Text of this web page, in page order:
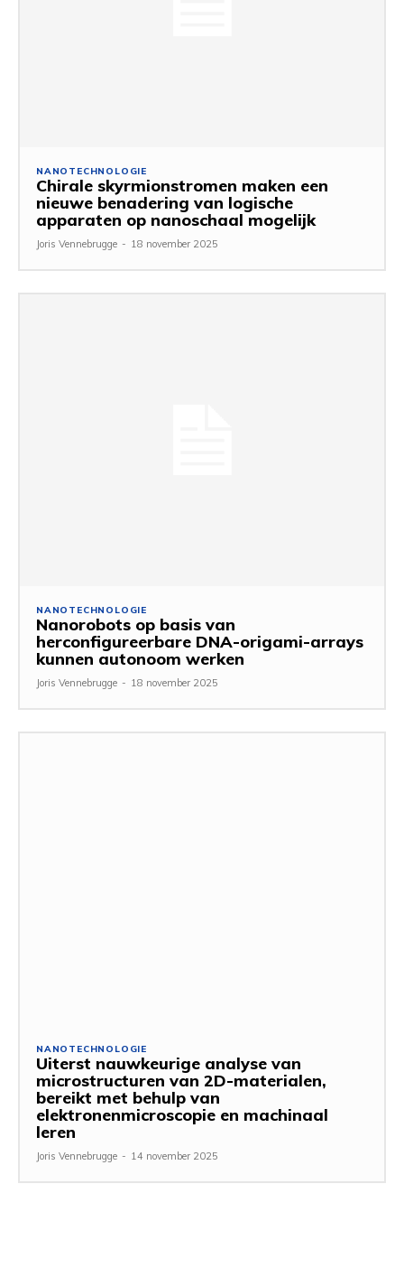
NANOTECHNOLOGIE
Chirale skyrmionstromen maken een
nieuwe benadering van logische
apparaten op nanoschaal mogelijk
Joris Vennebrugge - 18 november 2025
NANOTECHNOLOGIE
Nanorobots op basis van
herconfigureerbare DNA-origami-arrays
kunnen autonoom werken
Joris Vennebrugge - 18 november 2025
NANOTECHNOLOGIE
Uiterst nauwkeurige analyse van
microstructuren van 2D-materialen,
bereikt met behulp van
elektronenmicroscopie en machinaal
leren
Joris Vennebrugge - 14 november 2025